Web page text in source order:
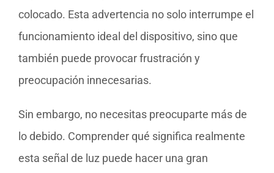
colocado. Esta advertencia no solo interrumpe el
funcionamiento ideal del dispositivo, sino que
también puede provocar frustración y
preocupación innecesarias.
Sin embargo, no necesitas preocuparte más de
lo debido. Comprender qué significa realmente
esta señal de luz puede hacer una gran